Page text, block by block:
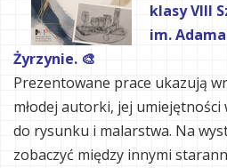
klasy VIII
im.
Żyrzynie. 🎨
Prezentowane prace ukazują
młodej autorki, jej
do rysunku i malarstwa. Na
zobaczyć między innymi